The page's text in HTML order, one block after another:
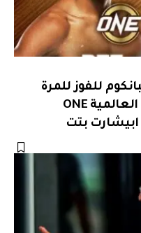
للفوز للمرة
الثالثة تواليا ضمن السلسلة العالمية ONE